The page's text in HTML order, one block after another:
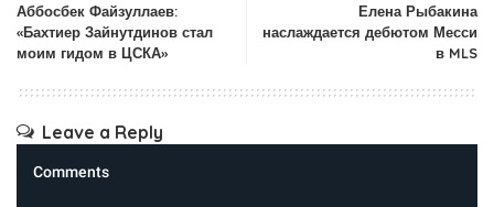
Аббосбек Файзуллаев:
«Бахтиер Зайнутдинов стал
моим гидом в ЦСКА»
Елена Рыбакина
наслаждается дебютом Месси
в MLS
Leave a Reply